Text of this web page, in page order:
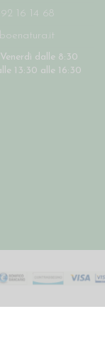
16 14 68
dalle 8:30
13:30 alle 16:30